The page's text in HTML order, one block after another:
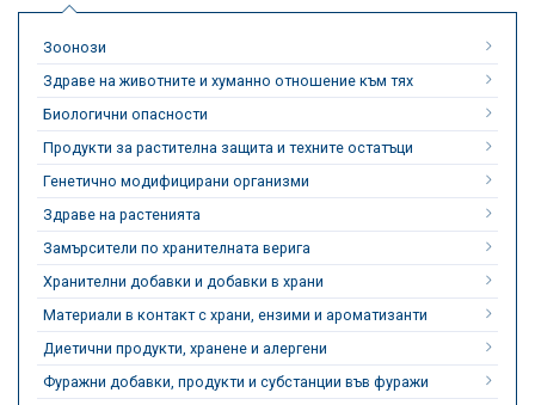
Зоонози
Здраве на животните и хуманно отношение към тях
Биологични опасности
Продукти за растителна защита и техните остатъци
Генетично модифицирани организми
Здраве на растенията
Замърсители по хранителната верига
Хранителни добавки и добавки в храни
Материали в контакт с храни, ензими и ароматизанти
Диетични продукти, хранене и алергени
Фуражни добавки, продукти и субстанции във фуражи